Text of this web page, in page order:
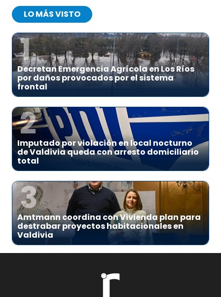
LO MÁS VISTO
1
Decretan Emergencia Agrícola en Los Ríos
por daños provocados por el sistema
frontal
2
Imputado por violación en local nocturno
de Valdivia queda con arresto domiciliario
total
3
Amtmann coordina con Vivienda plan para
destrabar proyectos habitacionales en
Valdivia